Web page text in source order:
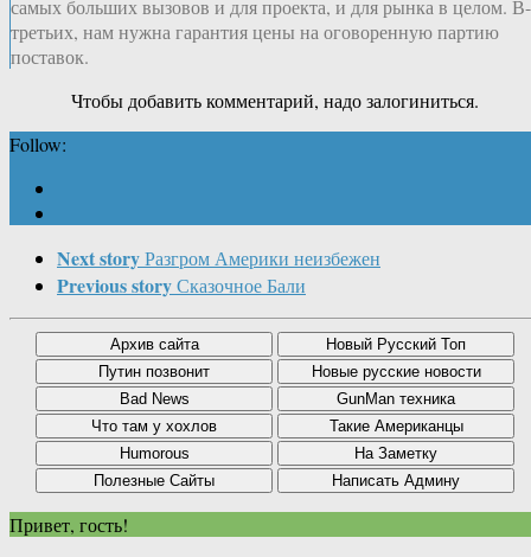
самых больших вызовов и для проекта, и для рынка в целом. В-
третьих, нам нужна гарантия цены на оговоренную партию
поставок.
Чтобы добавить комментарий, надо залогиниться.
Follow:
Next storyРазгром Америки неизбежен
Previous storyСказочное Бали
Привет, гость!